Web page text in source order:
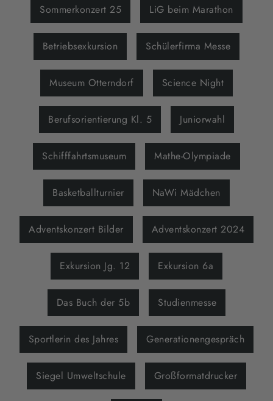
Sommerkonzert 25 LiG beim Marathon
Betriebsexkursion Schülerfirma Messe
Museum Otterndorf Science Night
Berufsorientierung Kl. 5 Juniorwahl
Schifffahrtsmuseum Mathe-Olympiade
Basketballturnier NaWi Mädchen
Adventskonzert Bilder Adventskonzert 2024
Exkursion Jg. 12 Exkursion 6a
Das Buch der 5b Studienmesse
Sportlerin des Jahres Generationengespräch
Siegel Umweltschule Großformatdrucker